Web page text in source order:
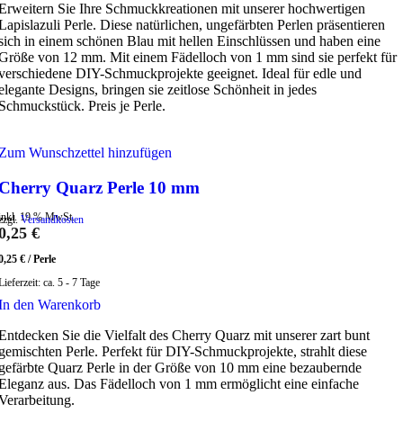
Sie Ihre Schmuckkreationen mit unserer hochwertigen
Perle. Diese natürlichen, ungefärbten Perlen präsentieren
in einem schönen Blau mit hellen Einschlüssen und haben eine
von 12 mm. Mit einem Fädelloch von 1 mm sind sie perfekt für
DIY-Schmuckprojekte geeignet. Ideal für edle und
Designs, bringen sie zeitlose Schönheit in jedes
Preis je Perle.
Wunschzettel hinzufügen
Quarz Perle 10 mm
19 % MwSt.
Versandkosten
€
€ /Perle
ca. 5 - 7 Tage
den Warenkorb
Sie die Vielfalt des Cherry Quarz mit unserer zart bunt
Perle. Perfekt für DIY-Schmuckprojekte, strahlt diese
Quarz Perle in der Größe von 10 mm eine bezaubernde
aus. Das Fädelloch von 1 mm ermöglicht eine einfache